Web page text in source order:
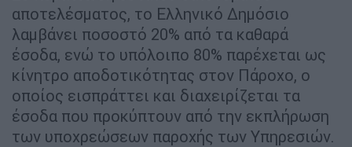
αποτελέσματος, το Ελληνικό Δημόσιο
λαμβάνει ποσοστό 20% από τα καθαρά
έσοδα, ενώ το υπόλοιπο 80% παρέχεται ως
κίνητρο αποδοτικότητας στον Πάροχο, ο
οποίος εισπράττει και διαχειρίζεται τα
έσοδα που προκύπτουν από την εκπλήρωση
των υποχρεώσεων παροχής των Υπηρεσιών.